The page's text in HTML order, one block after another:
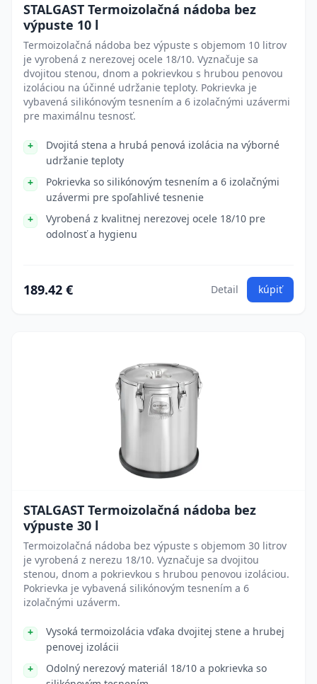
STALGAST Termoizolačná nádoba bez
výpuste 10 l
Termoizolačná nádoba bez výpuste s objemom 10 litrov
je vyrobená z nerezovej ocele 18/10. Vyznačuje sa
dvojitou stenou, dnom a pokrievkou s hrubou penovou
izoláciou na účinné udržanie teploty. Pokrievka je
vybavená silikónovým tesnením a 6 izolačnými uzávermi
pre maximálnu tesnosť.
Dvojitá stena a hrubá penová izolácia na výborné
udržanie teploty
Pokrievka so silikónovým tesnením a 6 izolačnými
uzávermi pre spoľahlivé tesnenie
Vyrobená z kvalitnej nerezovej ocele 18/10 pre
odolnosť a hygienu
189.42 € Detail kúpiť
STALGAST Termoizolačná nádoba bez
výpuste 30 l
Termoizolačná nádoba bez výpuste s objemom 30 litrov
je vyrobená z nerezu 18/10. Vyznačuje sa dvojitou
stenou, dnom a pokrievkou s hrubou penovou izoláciou.
Pokrievka je vybavená silikónovým tesnením a 6
izolačnými uzáverm.
Vysoká termoizolácia vďaka dvojitej stene a hrubej
penovej izolácii
Odolný nerezový materiál 18/10 a pokrievka so